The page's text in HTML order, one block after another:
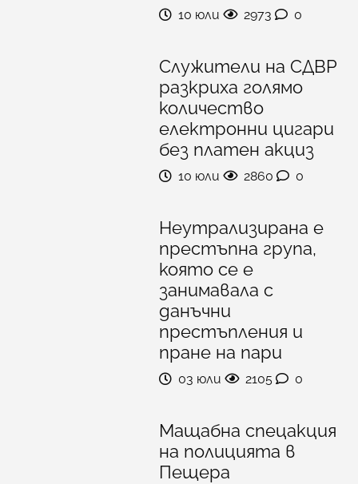
10 юли 2973 0
Служители на СДВР
разкриха голямо
количество
електронни цигари
без платен акциз
10 юли 2860 0
Неутрализирана е
престъпна група,
която се е
занимавала с
данъчни
престъпления и
пране на пари
03 юли 2105 0
Мащабна спецакция
на полицията в
Пещера